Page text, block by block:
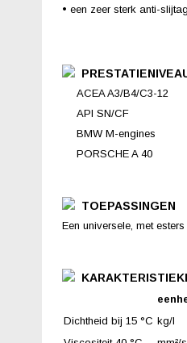
• een zeer sterk anti-
ACEA A3/B4/C3-12
API SN/CF
BMW M-engines
PORSCHE A 40
TOEPASSINGEN
Een universele, met
Dichtheid bij 15 °C kg/l